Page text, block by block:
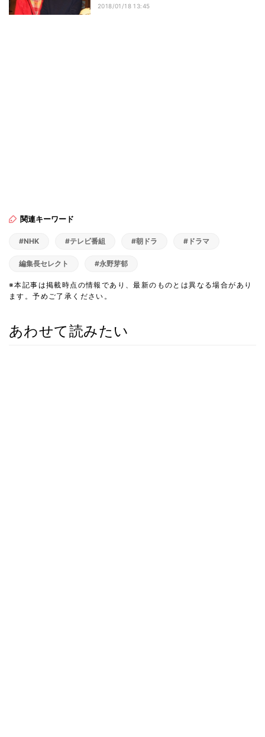
2018/01/18 13:45
関連キーワード
#NHK #テレビ番組 #朝ドラ #ドラマ
編集長セレクト #永野芽郁
※本記事は掲載時点の情報であり、最新のものとは異なる場合があり
ます。予めご了承ください。
あわせて読みたい